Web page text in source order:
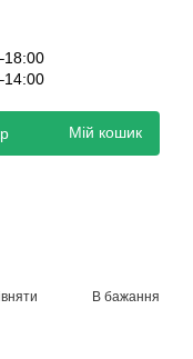
Мій кошик
В бажання